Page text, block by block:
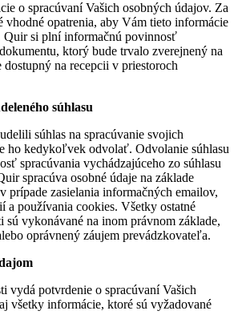
o spracúvaní Vašich osobných údajov. Za
vhodné opatrenia, aby Vám tieto informácie
Quir si plní informačnú povinnosť
ktorý bude trvalo zverejnený na
na recepcii v priestoroch
súhlasu
súhlas na spracúvanie svojich
ho kedykoľvek odvolať. Odvolanie súhlasu
spracúvania vychádzajúceho zo súhlasu
spracúva osobné údaje na základe
prípade zasielania informačných emailov,
a používania cookies. Všetky ostatné
sú vykonávané na inom právnom základe,
oprávnený záujem prevádzkovateľa.
vydá potvrdenie o spracúvaní Vašich
všetky informácie, ktoré sú vyžadované